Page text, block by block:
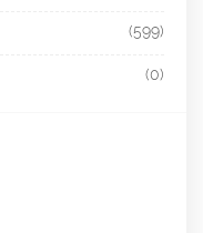
(599)
(0)